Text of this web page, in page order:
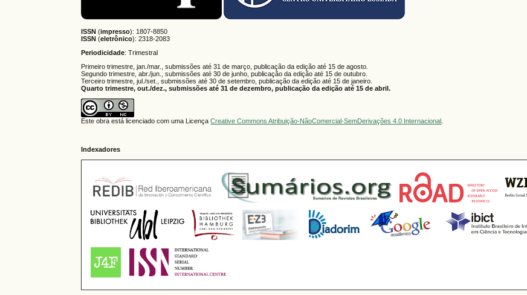
ISSN (impresso): 1807-8850
ISSN (eletrônico):2318-2083
Periodicidade: Trimestral
Primeiro trimestre, jan./mar., submissões até 31 de março, publicação da edição até 15 de agosto.
Segundo trimestre, abr./jun., submissões até 30 de junho, publicação da edição até 15 de outubro.
Terceiro trimestre, jul./set., submissões até 30 de setembro, publicação da edição até 15 de janeiro.
Quarto trimestre, out./dez., submissões até 31 de dezembro, publicação da edição até 15 de abril.
Este obra está licenciado com uma LicençaCreative Commons Atribuição-NãoComercial-SemDerivações 4.0 Internacional
Indexadores